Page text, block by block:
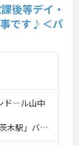
後等デイ・
です♪＜パ
ド―ル山中
木駅」バ